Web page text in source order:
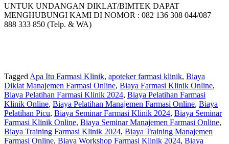
UNTUK UNDANGAN DIKLAT/BIMTEK DAPAT
MENGHUBUNGI KAMI DI NOMOR : 082 136 308 044/087
888 333 850 (Telp. & WA)
Tagged Apa Itu Farmasi Klinik, apoteker farmasi klinik, Biaya
Diklat Manajemen Farmasi Online, Biaya Farmasi Klinik Online,
Biaya Pelatihan Farmasi Klinik 2024, Biaya Pelatihan Farmasi
Klinik Online, Biaya Pelatihan Manajemen Farmasi Online, Biaya
Pelatihan Picu, Biaya Seminar Farmasi Klinik 2024, Biaya Seminar
Farmasi Klinik Online, Biaya Seminar Manajemen Farmasi Online,
Biaya Training Farmasi Klinik 2024, Biaya Training Manajemen
Farmasi Online, Biaya Workshop Farmasi Klinik 2024, Biaya